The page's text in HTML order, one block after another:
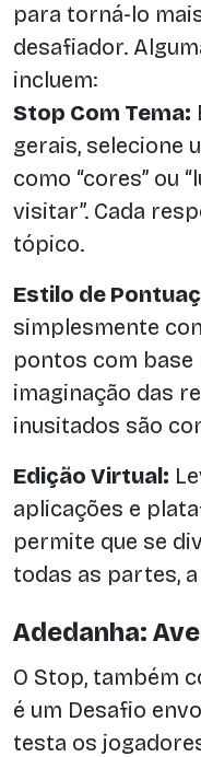
para torná-lo
desafiador.
incluem:
Stop Com Tema:
gerais, selecione
como “cores” ou
visitar”. Cada
tópico.
Estilo de
simplesmente
pontos com base
imaginação das
inusitados são
Edição Virtual:
aplicações e
permite que se
todas as partes,
Adedanha:
O Stop, também
é um Desafio
testa os